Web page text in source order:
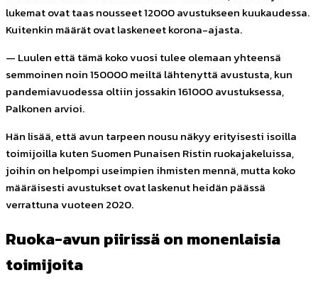
lukemat ovat taas nousseet 12000 avustukseen kuukaudessa.
Kuitenkin määrät ovat laskeneet korona-ajasta.
— Luulen että tämä koko vuosi tulee olemaan yhteensä
semmoinen noin 150000 meiltä lähtenyttä avustusta, kun
pandemiavuodessa oltiin jossakin 161000 avustuksessa,
Palkonen arvioi.
Hän lisää, että avun tarpeen nousu näkyy erityisesti isoilla
toimijoilla kuten Suomen Punaisen Ristin ruokajakeluissa,
joihin on helpompi useimpien ihmisten mennä, mutta koko
määräisesti avustukset ovat laskenut heidän päässä
verrattuna vuoteen 2020.
Ruoka-avun piirissä on monenlaisia
toimijoita